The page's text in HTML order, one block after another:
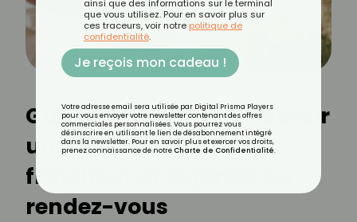
Guide complet pour réussir
un maquillage d’été :
fraîcheur et légèreté au
rendez-vous
ainsi que des informations sur le terminal
que vous utilisez. Pour en savoir plus sur
ces traceurs, voir notre politique de
confidentialité.
Je reçois mon cadeau !
Votre adresse email sera utilisée par Digital Prisma Players
pour vous envoyer votre newsletter contenant des offres
commerciales personnalisées. Vous pourrez vous
désinscrire en utilisant le lien de désabonnement intégré
dans la newsletter. Pour en savoir plus et exercer vos droits,
prenez connaissance de notre Charte de Confidentialité.